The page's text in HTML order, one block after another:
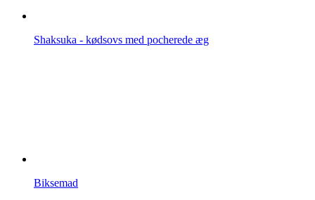
Shaksuka - kødsovs med pocherede æg
Biksemad